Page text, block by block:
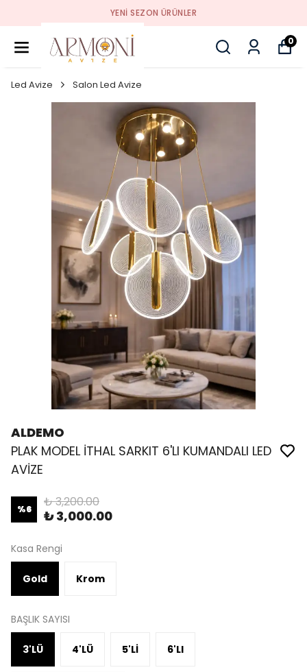
YENI SEZON ÜRÜNLER
0
Led Avize Salon Led Avize
ALDEMO
PLAK MODEL İTHAL SARKIT 6'LI KUMANDALI LED
AVİZE
%6 ₺ 3,200.00
₺ 3,000.00
Kasa Rengi
Gold Krom
BAŞLIK SAYISI
3'LÜ 4'LÜ 5'Lİ 6'LI